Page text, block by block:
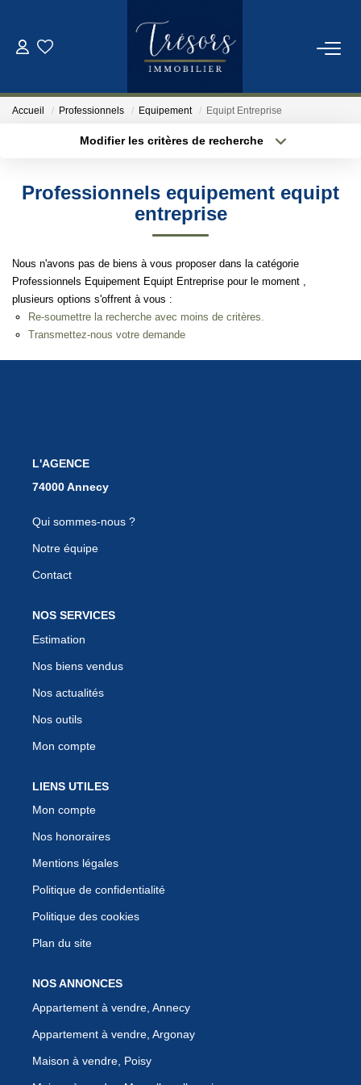
Qui Sommes-Nous
ESTIMATION
Accueil Professionnels Equipement Equipt Entreprise
Modifier les critères de recherche
Budget max
Professionnels equipement equipt
entreprise
Nous n'avons pas de biens à vous proposer dans la catégorie
Professionnels Equipement Equipt Entreprise pour le moment ,
plusieurs options s'offrent à vous :
Re-soumettre la recherche avec moins de critères.
Transmettez-nous votre demande
L'AGENCE
Qui sommes-nous ?
Notre équipe
Contact
NOS SERVICES
Estimation
Nos biens vendus
Nos actualités
Nos outils
Mon compte
LIENS UTILES
Mon compte
Nos honoraires
Mentions légales
Politique de confidentialité
Politique des cookies
Plan du site
NOS ANNONCES
Appartement à vendre, Annecy
Appartement à vendre, Argonay
Maison à vendre, Poisy